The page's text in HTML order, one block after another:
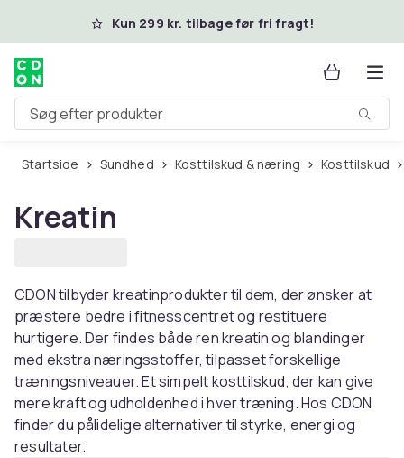
Spring til hovedindhold
Kun 299 kr. tilbage før fri fragt!
Søg efter produkter
Startside Sundhed Kosttilskud & næring Kosttilskud
Kreatin
CDON tilbyder kreatinprodukter til dem, der ønsker at
præstere bedre i fitnesscentret og restituere
hurtigere. Der findes både ren kreatin og blandinger
med ekstra næringsstoffer, tilpasset forskellige
træningsniveauer. Et simpelt kosttilskud, der kan give
mere kraft og udholdenhed i hver træning. Hos CDON
finder du pålidelige alternativer til styrke, energi og
resultater.